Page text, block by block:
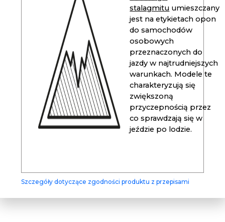
stalagmitu umieszczany
jest na etykietach opon
do samochodów
osobowych
przeznaczonych do
jazdy w najtrudniejszych
warunkach. Modele te
charakteryzują się
zwiększoną
przyczepnością przez
co sprawdzają się w
jeździe po lodzie.
Szczegóły dotyczące zgodności produktu z przepisami